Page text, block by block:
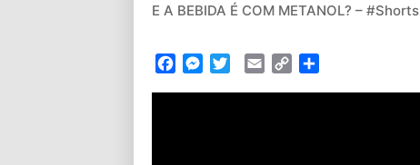
E A BEBIDA É COM METANOL? – #Shorts
FacebookMessenger
TwitterEmail Copy